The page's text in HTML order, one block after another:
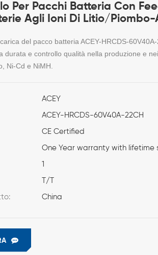
Per Pacchi Batteria Con
Agli Ioni Di Litio/
del pacco batteria ACEY-HRCDS-
durata e controllo qualità nella produzione e
Ni-Cd e NiMH.
ACEY
ACEY-HRCDS-60V40A-22CH
CE Certified
One Year warranty with lifetime
1
T/T
China